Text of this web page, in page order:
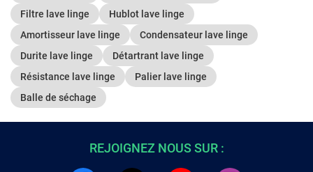
Filtre lave linge
Hublot lave linge
Amortisseur lave linge
Condensateur lave linge
Durite lave linge
Détartrant lave linge
Résistance lave linge
Palier lave linge
Balle de séchage
REJOIGNEZ NOUS SUR :